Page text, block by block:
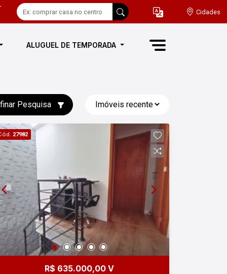
Cidades
ALUGUEL DE TEMPORADA
Pesquisa
27982
R$ 635.000,00 V